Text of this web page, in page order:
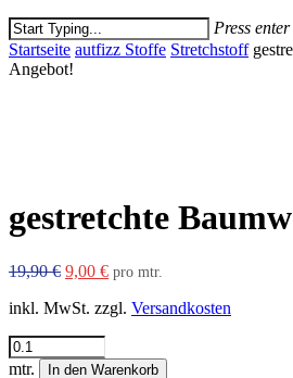
Press
Close
Search
Startseite autfizz Stoffe Stretchstoff
Angebot!
gestretchte
19,90€ Ursprünglicher
war:
9,00 €Aktueller
ist:
pro mtr.
inkl. MwSt. zzgl. Versandkosten
gestretchte
Baumwollpopeline
mtr. In den Warenkorb